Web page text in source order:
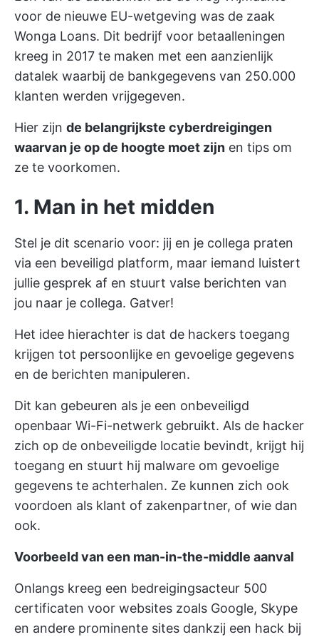
voor de nieuwe EU-wetgeving was de zaak
Wonga Loans. Dit bedrijf voor betaalleningen
kreeg in 2017 te maken met een aanzienlijk
datalek waarbij de bankgegevens van 250.000
klanten werden vrijgegeven.
Hier zijn de belangrijkste cyberdreigingen
waarvan je op de hoogte moet zijn en tips om
ze te voorkomen.
1. Man in het midden
Stel je dit scenario voor: jij en je collega praten
via een beveiligd platform, maar iemand luistert
jullie gesprek af en stuurt valse berichten van
jou naar je collega. Gatver!
Het idee hierachter is dat de hackers toegang
krijgen tot persoonlijke en gevoelige gegevens
en de berichten manipuleren.
Dit kan gebeuren als je een onbeveiligd
openbaar Wi-Fi-netwerk gebruikt. Als de hacker
zich op de onbeveiligde locatie bevindt, krijgt hij
toegang en stuurt hij malware om gevoelige
gegevens te achterhalen. Ze kunnen zich ook
voordoen als klant of zakenpartner, of wie dan
ook.
Voorbeeld van een man-in-the-middle aanval
Onlangs kreeg een bedreigingsacteur 500
certificaten voor websites zoals Google, Skype
en andere prominente sites dankzij een hack bij